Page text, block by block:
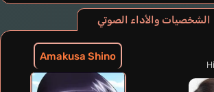
الشخصيات والأداء الصوتي
Amakusa Shino